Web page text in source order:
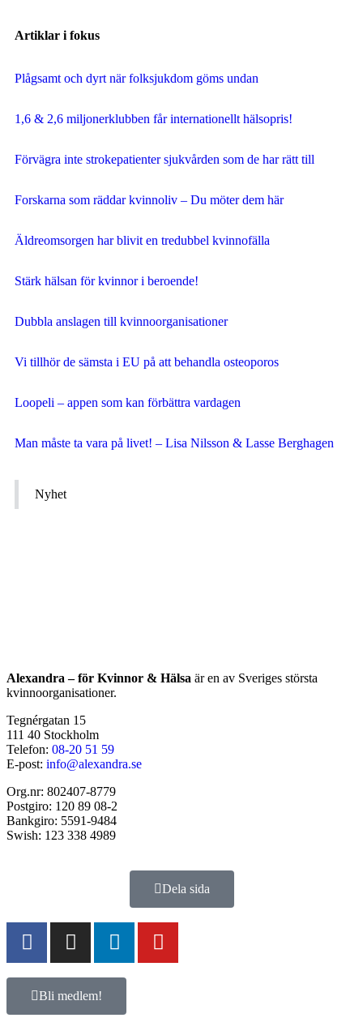
Artiklar i fokus
Plågsamt och dyrt när folksjukdom göms undan
1,6 & 2,6 miljonerklubben får internationellt hälsopris!
Förvägra inte strokepatienter sjukvården som de har rätt till
Forskarna som räddar kvinnoliv – Du möter dem här
Äldreomsorgen har blivit en tredubbel kvinnofälla
Stärk hälsan för kvinnor i beroende!
Dubbla anslagen till kvinnoorganisationer
Vi tillhör de sämsta i EU på att behandla osteoporos
Loopeli – appen som kan förbättra vardagen
Man måste ta vara på livet! – Lisa Nilsson & Lasse Berghagen
Nyhet
Alexandra – för Kvinnor & Hälsa är en av Sveriges största
kvinnoorganisationer.
Tegnérgatan 15
111 40 Stockholm
Telefon: 08-20 51 59
E-post: info@alexandra.se
Org.nr: 802407-8779
Postgiro: 120 89 08-2
Bankgiro: 5591-9484
Swish: 123 338 4989
Dela sida
Bli medlem!